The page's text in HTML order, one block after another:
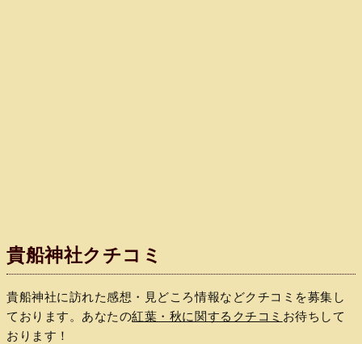
貴船神社クチコミ
貴船神社に訪れた感想・見どころ情報などクチコミを募集し
ております。あなたの紅葉・秋に関するクチコミ お待ちして
おります！